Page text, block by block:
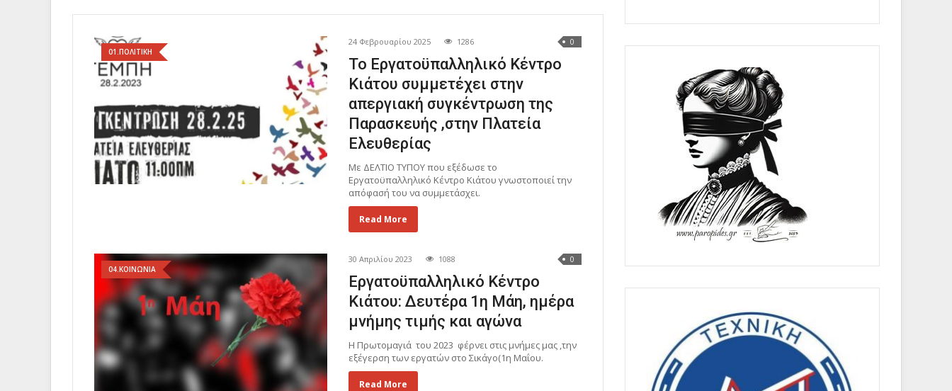
01.ΠΟΛΙΤΙΚΗ
24 Φεβρουαρίου 2025 1286 0
Το Εργατοϋπαλληλικό Κέντρο
Κιάτου συμμετέχει στην
απεργιακή συγκέντρωση της
Παρασκευής ,στην Πλατεία
Ελευθερίας
Με ΔΕΛΤΙΟ ΤΥΠΟΥ που εξέδωσε το
Εργατοϋπαλληλικό Κέντρο Κιάτου γνωστοποιεί την
απόφασή του να συμμετάσχει.
Read More
04.ΚΟΙΝΩΝΙΑ
30 Απριλίου 2023 1088 0
Εργατοϋπαλληλικό Κέντρο
Κιάτου: Δευτέρα 1η Μάη, ημέρα
μνήμης τιμής και αγώνα
Η Πρωτομαγιά του 2023 φέρνει στις μνήμες μας ,την
εξέγερση των εργατών στο Σικάγο(1η Μαΐου.
Read More